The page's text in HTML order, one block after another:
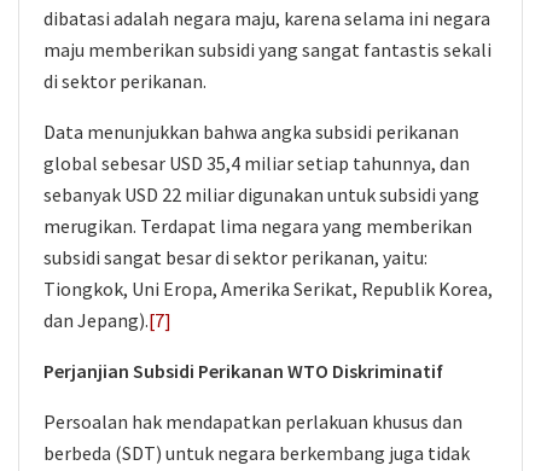
dibatasi adalah negara maju, karena selama ini negara
maju memberikan subsidi yang sangat fantastis sekali
di sektor perikanan.
Data menunjukkan bahwa angka subsidi perikanan
global sebesar USD 35,4 miliar setiap tahunnya, dan
sebanyak USD 22 miliar digunakan untuk subsidi yang
merugikan. Terdapat lima negara yang memberikan
subsidi sangat besar di sektor perikanan, yaitu:
Tiongkok, Uni Eropa, Amerika Serikat, Republik Korea,
dan Jepang).[7]
Perjanjian Subsidi Perikanan WTO Diskriminatif
Persoalan hak mendapatkan perlakuan khusus dan
berbeda (SDT) untuk negara berkembang juga tidak